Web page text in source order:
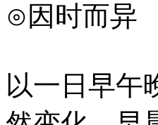
⊙因时而异
以一日早午